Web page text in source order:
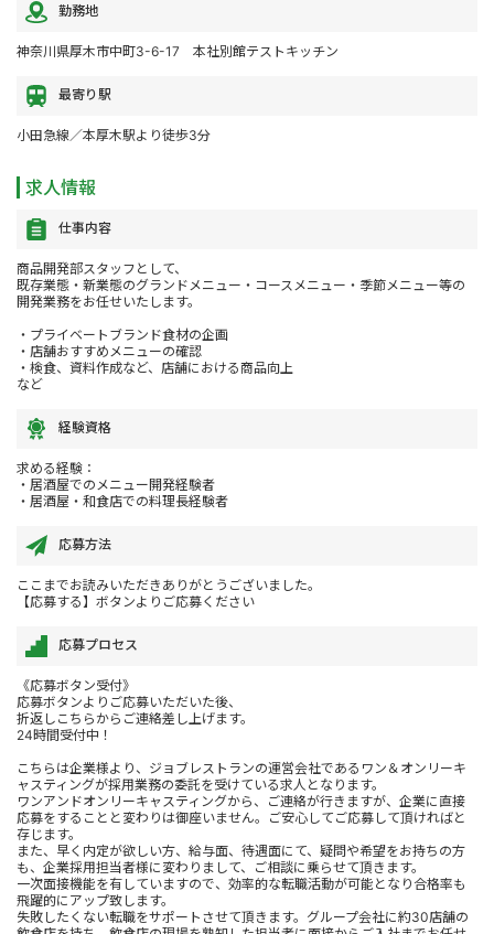
勤務地
神奈川県厚木市中町3-6-17 本社別館テストキッチン
最寄り駅
小田急線／本厚木駅より徒歩3分
求人情報
仕事内容
商品開発部スタッフとして、
既存業態・新業態のグランドメニュー・コースメニュー・季節メニュー等の
開発業務をお任せいたします。
・プライベートブランド食材の企画
・店舗おすすめメニューの確認
・検食、資料作成など、店舗における商品向上
など
経験資格
求める経験：
・居酒屋でのメニュー開発経験者
・居酒屋・和食店での料理長経験者
応募方法
ここまでお読みいただきありがとうございました。
【応募する】ボタンよりご応募ください
応募プロセス
《応募ボタン受付》
応募ボタンよりご応募いただいた後、
折返しこちらからご連絡差し上げます。
24時間受付中！
こちらは企業様より、ジョブレストランの運営会社であるワン＆オンリーキ
ャスティングが採用業務の委託を受けている求人となります。
ワンアンドオンリーキャスティングから、ご連絡が行きますが、企業に直接
応募をすることと変わりは御座いません。ご安心してご応募して頂ければと
存じます。
また、早く内定が欲しい方、給与面、待遇面にて、疑問や希望をお持ちの方
も、企業採用担当者様に変わりまして、ご相談に乗らせて頂きます。
一次面接機能を有していますので、効率的な転職活動が可能となり合格率も
飛躍的にアップ致します。
失敗したくない転職をサポートさせて頂きます。グループ会社に約30店舗の